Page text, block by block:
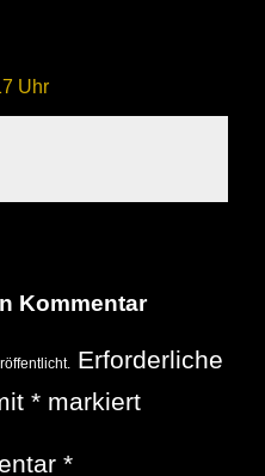
Uhr
Kommentar
Erforderliche
* markiert
*